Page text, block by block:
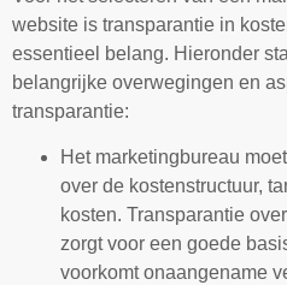
website is transparantie in
essentieel belang. Hieronder
belangrijke overwegingen en
transparantie:
Het marketingbureau
over de kostenstructuur,
kosten. Transparantie
zorgt voor een goede
voorkomt onaangename